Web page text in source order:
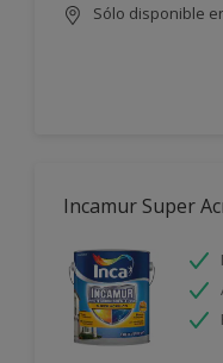
Sólo disponible
Incamur Super